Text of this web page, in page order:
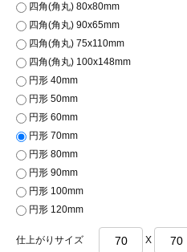
四角(角丸) 80x80mm
四角(角丸) 90x65mm
四角(角丸) 75x110mm
四角(角丸) 100x148mm
円形 40mm
円形 50mm
円形 60mm
円形 70mm
円形 80mm
円形 90mm
円形 100mm
円形 120mm
仕上がりサイズ X